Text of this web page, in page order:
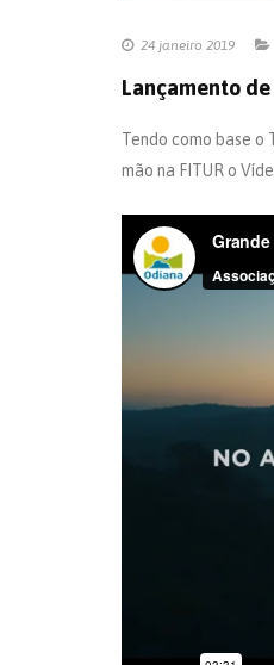
24 janeiro 2019
Lançamento
Tendo como base o
mão na FITUR o